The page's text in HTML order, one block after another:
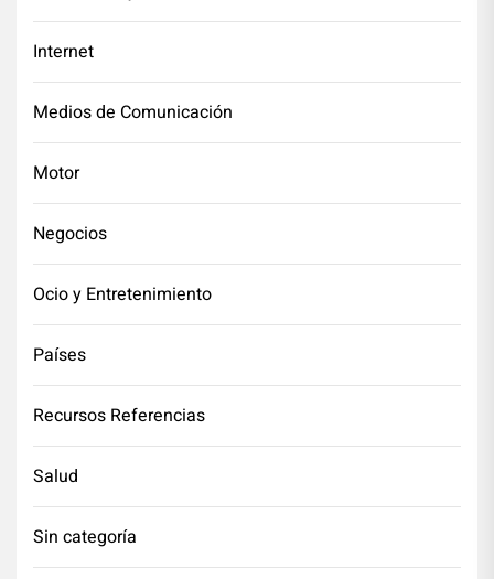
Internet
Medios de Comunicación
Motor
Negocios
Ocio y Entretenimiento
Países
Recursos Referencias
Salud
Sin categoría